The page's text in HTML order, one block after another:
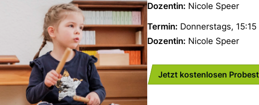
Dozentin: Nicole Speer
Termin: Donnerstags,
Dozentin: Nicole Speer
Jetzt kostenlosen